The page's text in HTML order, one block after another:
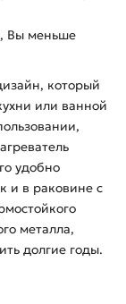
Вы меньше
который
или ванной
удобно
и в раковине с
металла,
долгие годы.